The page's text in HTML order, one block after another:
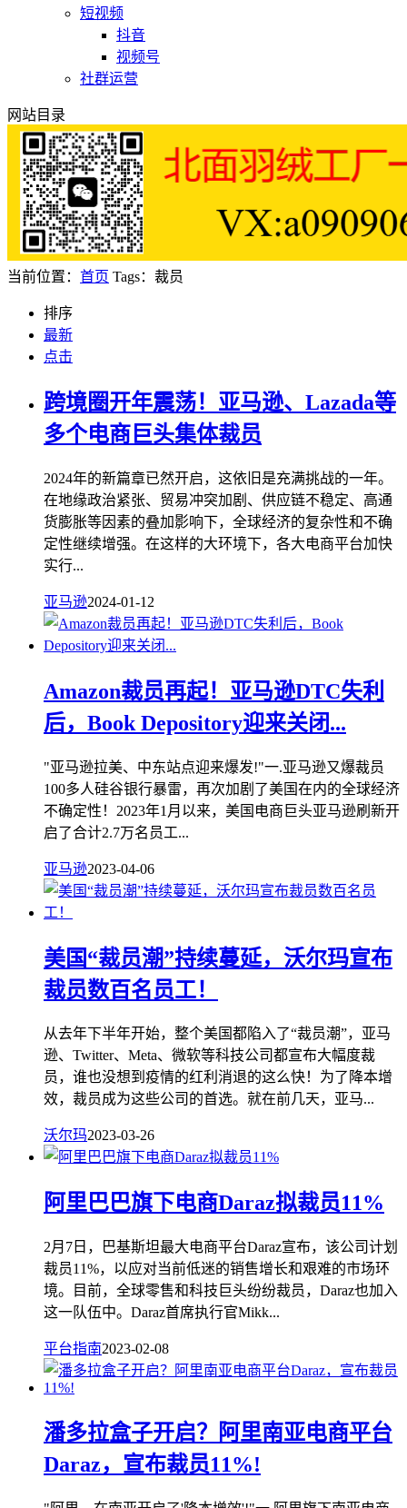
短视频
抖音
视频号
社群运营
网站目录
当前位置： 首页 Tags：裁员
排序
最新
点击
跨境圈开年震荡！亚马逊、Lazada等
多个电商巨头集体裁员
2024年的新篇章已然开启，这依旧是充满挑战的一年。
在地缘政治紧张、贸易冲突加剧、供应链不稳定、高通
货膨胀等因素的叠加影响下，全球经济的复杂性和不确
定性继续增强。在这样的大环境下，各大电商平台加快
实行...
亚马逊2024-01-12
Amazon裁员再起！亚马逊DTC失利
后，Book Depository迎来关闭...
"亚马逊拉美、中东站点迎来爆发!"一.亚马逊又爆裁员
100多人硅谷银行暴雷，再次加剧了美国在内的全球经济
不确定性！2023年1月以来，美国电商巨头亚马逊刷新开
启了合计2.7万名员工...
亚马逊2023-04-06
美国“裁员潮”持续蔓延，沃尔玛宣布
裁员数百名员工！
从去年下半年开始，整个美国都陷入了“裁员潮”，亚马
逊、Twitter、Meta、微软等科技公司都宣布大幅度裁
员，谁也没想到疫情的红利消退的这么快！为了降本增
效，裁员成为这些公司的首选。就在前几天，亚马...
沃尔玛2023-03-26
阿里巴巴旗下电商Daraz拟裁员11%
2月7日，巴基斯坦最大电商平台Daraz宣布，该公司计划
裁员11%，以应对当前低迷的销售增长和艰难的市场环
境。目前，全球零售和科技巨头纷纷裁员，Daraz也加入
这一队伍中。Daraz首席执行官Mikk...
平台指南2023-02-08
潘多拉盒子开启？阿里南亚电商平台
Daraz，宣布裁员11%!